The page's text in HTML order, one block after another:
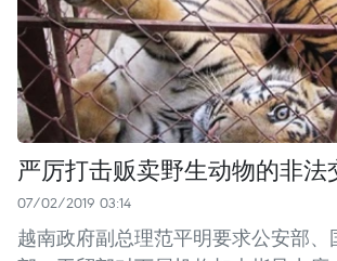
严厉打击贩卖野生动物的非法
07/02/2019 03:14
越南政府副总理范平明要求公安部、